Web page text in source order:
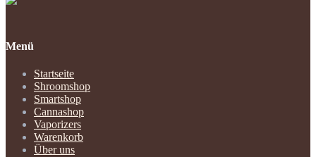
Menü
Startseite
Shroomshop
Smartshop
Cannashop
Vaporizers
Warenkorb
Über uns